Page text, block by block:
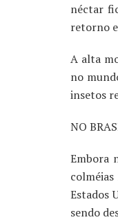
néctar
retorno
A alta
no
insetos
NO
Embora
Estados
sendo